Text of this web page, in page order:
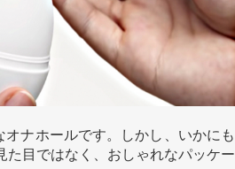
オナホールです。しかし、いかにも
た目ではなく、おしゃれなパッケー